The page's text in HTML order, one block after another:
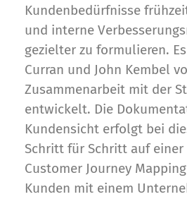
Kundenbedürfnisse
und interne
gezielter zu formulieren.
Curran und John Kembel
Zusammenarbeit mit der
entwickelt. Die
Kundensicht erfolgt bei
Schritt für Schritt auf einer
Customer Journey
Kunden mit einem